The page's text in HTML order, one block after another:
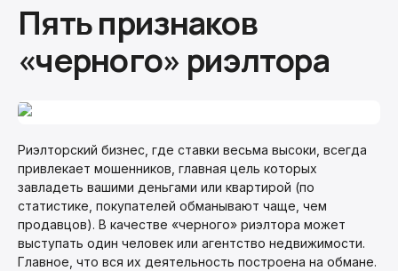
Пять признаков
«черного» риэлтора
Риэлторский бизнес, где ставки весьма высоки, всегда
привлекает мошенников, главная цель которых
завладеть вашими деньгами или квартирой (по
статистике, покупателей обманывают чаще, чем
продавцов). В качестве «черного» риэлтора может
выступать один человек или агентство недвижимости.
Главное, что вся их деятельность построена на обмане.